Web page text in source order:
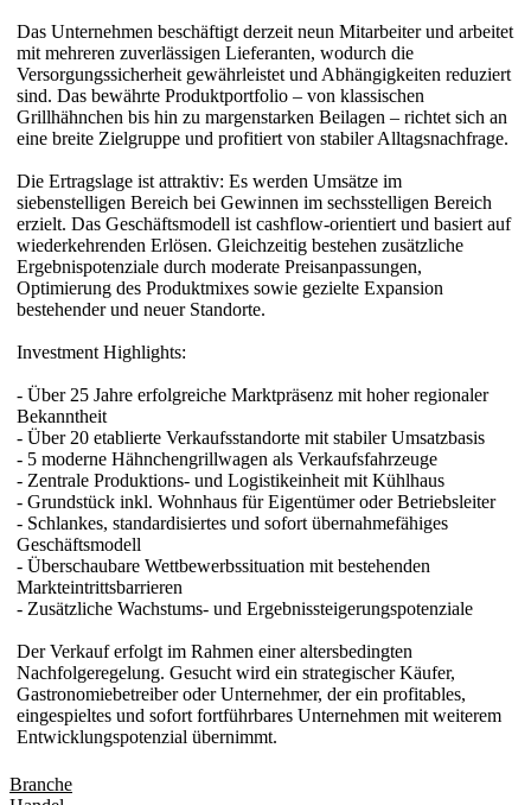
Das Unternehmen beschäftigt derzeit neun Mitarbeiter und arbeitet
mit mehreren zuverlässigen Lieferanten, wodurch die
Versorgungssicherheit gewährleistet und Abhängigkeiten reduziert
sind. Das bewährte Produktportfolio – von klassischen
Grillhähnchen bis hin zu margenstarken Beilagen – richtet sich an
eine breite Zielgruppe und profitiert von stabiler Alltagsnachfrage.
Die Ertragslage ist attraktiv: Es werden Umsätze im
siebenstelligen Bereich bei Gewinnen im sechsstelligen Bereich
erzielt. Das Geschäftsmodell ist cashflow-orientiert und basiert auf
wiederkehrenden Erlösen. Gleichzeitig bestehen zusätzliche
Ergebnispotenziale durch moderate Preisanpassungen,
Optimierung des Produktmixes sowie gezielte Expansion
bestehender und neuer Standorte.
Investment Highlights:
- Über 25 Jahre erfolgreiche Marktpräsenz mit hoher regionaler
Bekanntheit
- Über 20 etablierte Verkaufsstandorte mit stabiler Umsatzbasis
- 5 moderne Hähnchengrillwagen als Verkaufsfahrzeuge
- Zentrale Produktions- und Logistikeinheit mit Kühlhaus
- Grundstück inkl. Wohnhaus für Eigentümer oder Betriebsleiter
- Schlankes, standardisiertes und sofort übernahmefähiges
Geschäftsmodell
- Überschaubare Wettbewerbssituation mit bestehenden
Markteintrittsbarrieren
- Zusätzliche Wachstums- und Ergebnissteigerungspotenziale
Der Verkauf erfolgt im Rahmen einer altersbedingten
Nachfolgeregelung. Gesucht wird ein strategischer Käufer,
Gastronomiebetreiber oder Unternehmer, der ein profitables,
eingespieltes und sofort fortführbares Unternehmen mit weiterem
Entwicklungspotenzial übernimmt.
Branche